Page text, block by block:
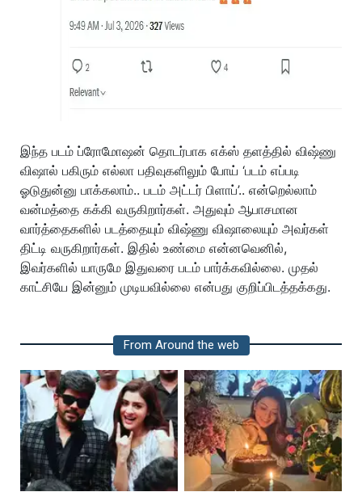
இந்த படம் ப்ரோமோஷன் தொடர்பாக எக்ஸ் தளத்தில் விஷ்ணு
விஷால் பகிரும் எல்லா பதிவுகளிலும் போய் ‘படம் எப்படி
ஓடுதுன்னு பாக்கலாம்.. படம் அட்டர் பிளாப்’.. என்றெல்லாம்
வன்மத்தை கக்கி வருகிறார்கள். அதுவும் ஆபாசமான
வார்த்தைகளில் படத்தையும் விஷ்ணு விஷாலையும் அவர்கள்
திட்டி வருகிறார்கள். இதில் உண்மை என்னவெனில்,
இவர்களில் யாருமே இதுவரை படம் பார்க்கவில்லை. முதல்
காட்சியே இன்னும் முடியவில்லை என்பது குறிப்பிடத்தக்கது.
From Around the web